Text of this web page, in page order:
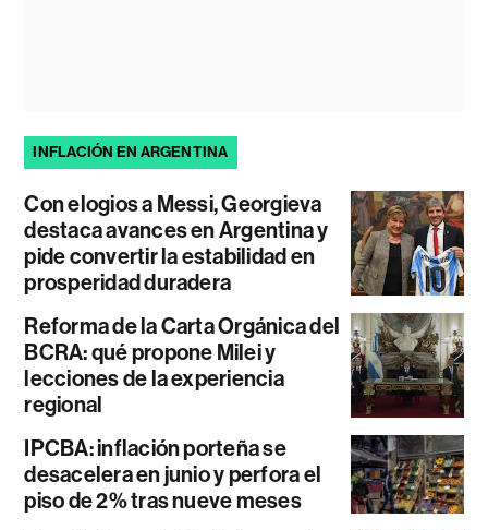
INFLACIÓN EN ARGENTINA
Con elogios a Messi, Georgieva
destaca avances en Argentina y
pide convertir la estabilidad en
prosperidad duradera
Reforma de la Carta Orgánica del
BCRA: qué propone Milei y
lecciones de la experiencia
regional
IPCBA: inflación porteña se
desacelera en junio y perfora el
piso de 2% tras nueve meses